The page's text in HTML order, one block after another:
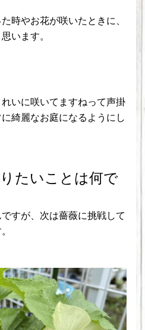
時やお花が咲いたときに、
います。
いに咲いてますねって声掛
綺麗なお庭になるようにし
たいことは何で
すが、次は薔薇に挑戦して